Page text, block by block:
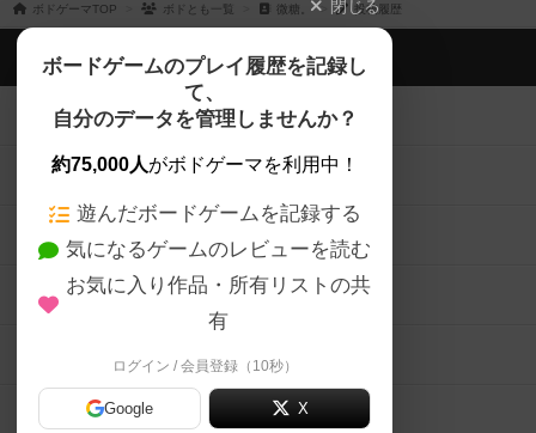
ボドゲーマTOP ボドとも一覧 微糖。 投稿履歴
閉じる
ボードゲームのプレイ履歴を記録し
て、
自分のデータを管理しませんか？
約75,000人がボドゲーマを利用中！
遊んだボードゲームを記録する
気になるゲームのレビューを読む
お気に入り作品・所有リストの共
有
ログイン / 会員登録（10秒）
Google X
ボドゲーマTOP
ボードゲームを検索する
ボードゲームの新着レビュー
ボードゲーム会情報
メカニクス特集
掲示板・トピックス
ボドとも・会員一覧